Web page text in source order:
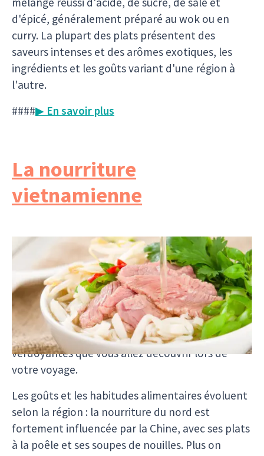
d'épicé, généralement préparé au wok ou en
curry. La plupart des plats présentent des
saveurs intenses et des arômes exotiques, les
ingrédients et les goûts variant d'une région à
l'autre.
####▶ En savoir plus
La nourriture
vietnamienne
Qu'est-ce qui rend la nourriture vietnamienne si
spéciale ? Sans doute les herbes fraîches
garnissant les plats : la menthe odorante, la
coriandre et la citronnelle sont présentes à
chaque repas et laissent une impression durable.
Elles rappellent les jardins et les vallées
verdoyantes que vous allez découvrir lors de
votre voyage.
Les goûts et les habitudes alimentaires évoluent
selon la région : la nourriture du nord est
fortement influencée par la Chine, avec ses plats
à la poêle et ses soupes de nouilles. Plus on